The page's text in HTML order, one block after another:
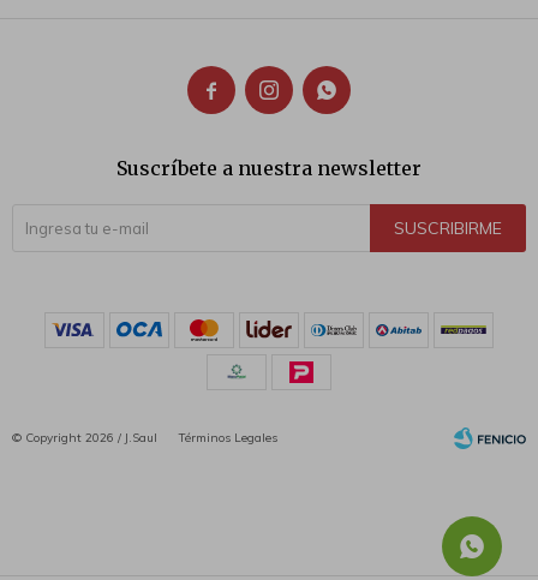
  
Suscríbete a nuestra newsletter
SUSCRIBIRME
© Copyright 2026 / J.Saul Términos Legales